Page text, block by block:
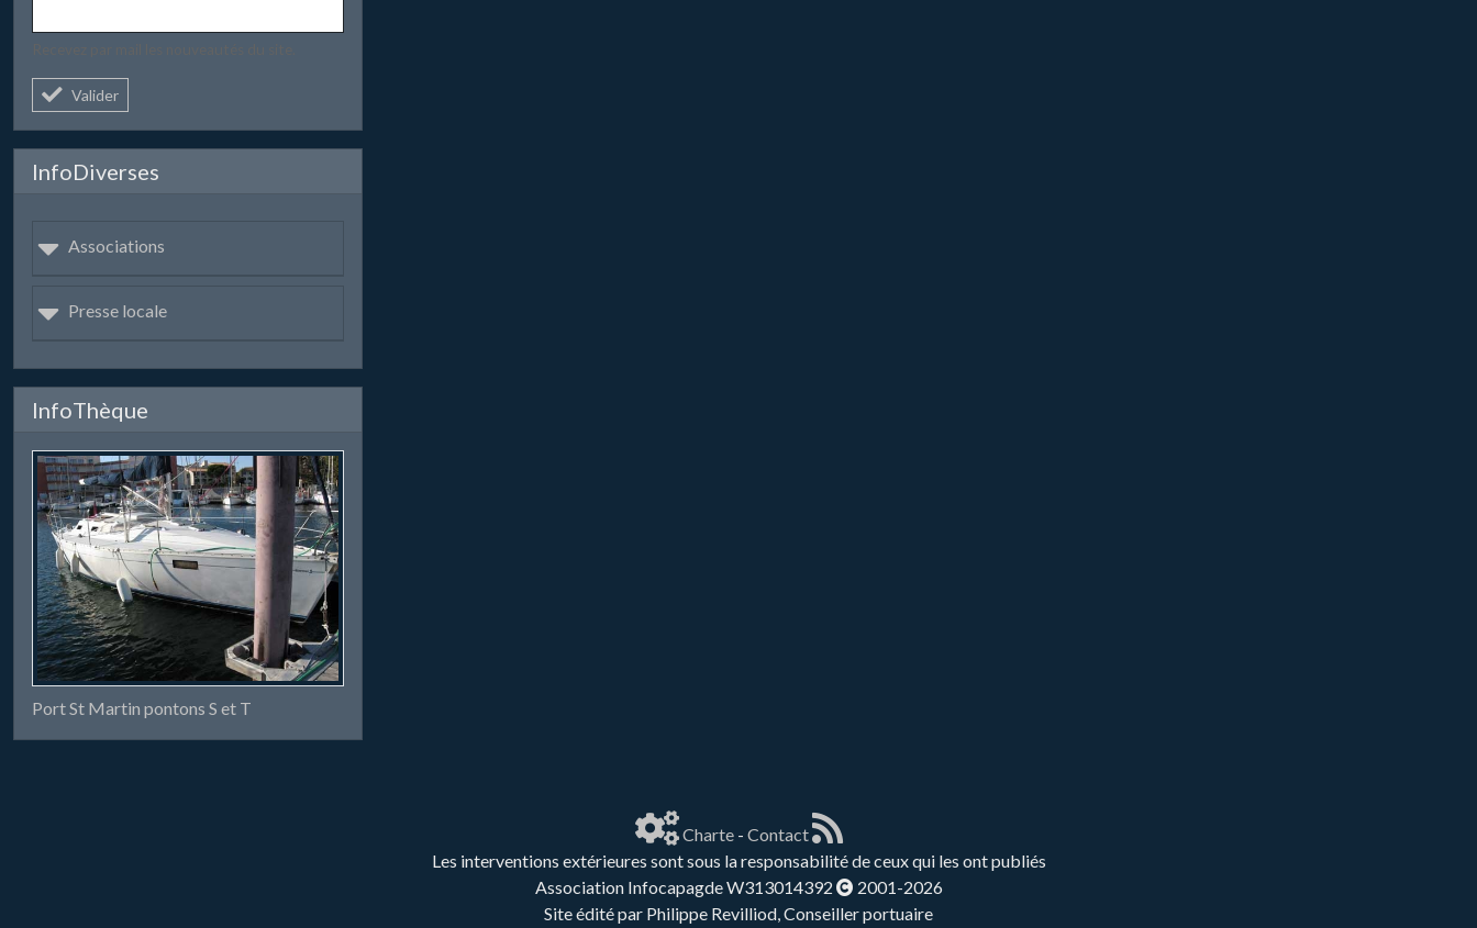
Valider
InfoDiverses
Associations
Presse locale
InfoThèque
Port St Martin pontons S et T
Charte- Contact
Les interventions extérieures sont sous la responsabilité de ceux qui les ont publiés
Association Infocapagde W313014392
2001-2026
Site édité par Philippe Revilliod, Conseiller portuaire